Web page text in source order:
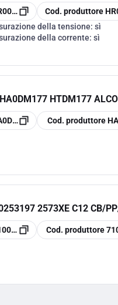
copia
Cod. produttore
della tensione: sì
della corrente: sì
HTDM177
copiaCod. produttore
2573XE C12 CB/
copiaCod. produttore